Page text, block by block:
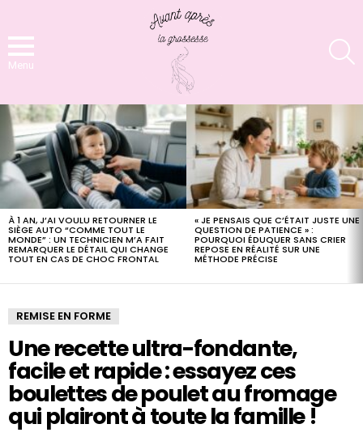
Menu
LATEST
STORIES
À 1 AN, J’AI VOULU RETOURNER LE
SIÈGE AUTO “COMME TOUT LE
MONDE” : UN TECHNICIEN M’A FAIT
REMARQUER LE DÉTAIL QUI CHANGE
TOUT EN CAS DE CHOC FRONTAL
« JE PENSAIS QUE C’ÉTAIT JUSTE UNE
QUESTION DE PATIENCE » :
POURQUOI ÉDUQUER SANS CRIER
REPOSE EN RÉALITÉ SUR UNE
MÉTHODE PRÉCISE
REMISE EN FORME
Une recette ultra-fondante,
facile et rapide : essayez ces
boulettes de poulet au fromage
qui plairont à toute la famille !